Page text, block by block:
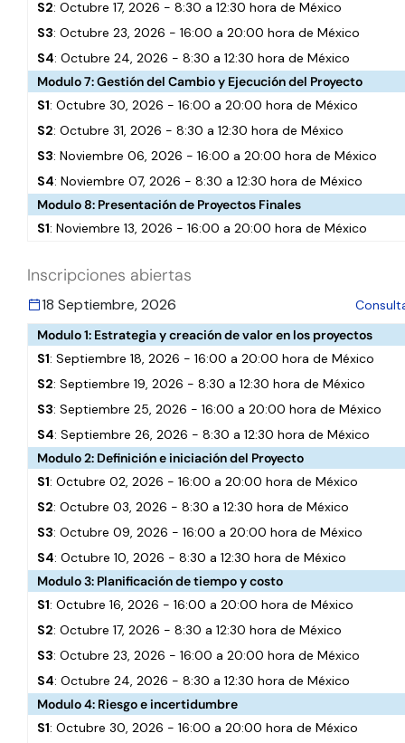
S2: Octubre 17, 2026 - 8:30 a 12:30 hora de México
S3: Octubre 23, 2026 - 16:00 a 20:00 hora de México
S4: Octubre 24, 2026 - 8:30 a 12:30 hora de México
Modulo 7: Gestión del Cambio y Ejecución del Proyecto
S1: Octubre 30, 2026 - 16:00 a 20:00 hora de México
S2: Octubre 31, 2026 - 8:30 a 12:30 hora de México
S3: Noviembre 06, 2026 - 16:00 a 20:00 hora de México
S4: Noviembre 07, 2026 - 8:30 a 12:30 hora de México
Modulo 8: Presentación de Proyectos Finales
S1: Noviembre 13, 2026 - 16:00 a 20:00 hora de México
Inscripciones abiertas
18 Septiembre, 2026
Modulo 1: Estrategia y creación de valor en los proyectos
S1: Septiembre 18, 2026 - 16:00 a 20:00 hora de México
S2: Septiembre 19, 2026 - 8:30 a 12:30 hora de México
S3: Septiembre 25, 2026 - 16:00 a 20:00 hora de México
S4: Septiembre 26, 2026 - 8:30 a 12:30 hora de México
Modulo 2: Definición e iniciación del Proyecto
S1: Octubre 02, 2026 - 16:00 a 20:00 hora de México
S2: Octubre 03, 2026 - 8:30 a 12:30 hora de México
S3: Octubre 09, 2026 - 16:00 a 20:00 hora de México
S4: Octubre 10, 2026 - 8:30 a 12:30 hora de México
Modulo 3: Planificación de tiempo y costo
S1: Octubre 16, 2026 - 16:00 a 20:00 hora de México
S2: Octubre 17, 2026 - 8:30 a 12:30 hora de México
S3: Octubre 23, 2026 - 16:00 a 20:00 hora de México
S4: Octubre 24, 2026 - 8:30 a 12:30 hora de México
Modulo 4: Riesgo e incertidumbre
S1: Octubre 30, 2026 - 16:00 a 20:00 hora de México